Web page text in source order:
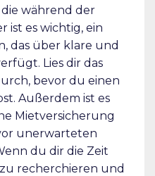
während der
ist es wichtig, ein
das über klare und
Lies dir das
bevor du einen
Außerdem ist es
Mietversicherung
unerwarteten
du dir die Zeit
recherchieren und